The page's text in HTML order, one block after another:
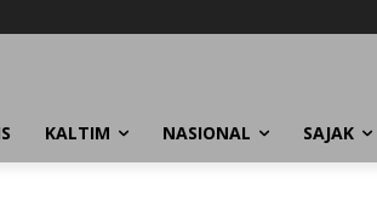
KALTIM NASIONAL SAJAK